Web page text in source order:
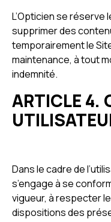
L’Opticien se réserve
supprimer des
temporairement le
maintenance, à tout
indemnité.
ARTICLE 4.
Dans le cadre de
s’engage à se
vigueur, à respecter
dispositions des